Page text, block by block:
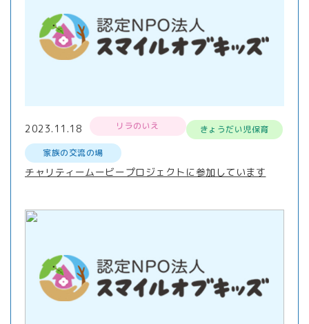
2023.11.18 リラのいえ
きょうだい児保育
家族の交流の場
チャリティームービープロジェクトに参加しています